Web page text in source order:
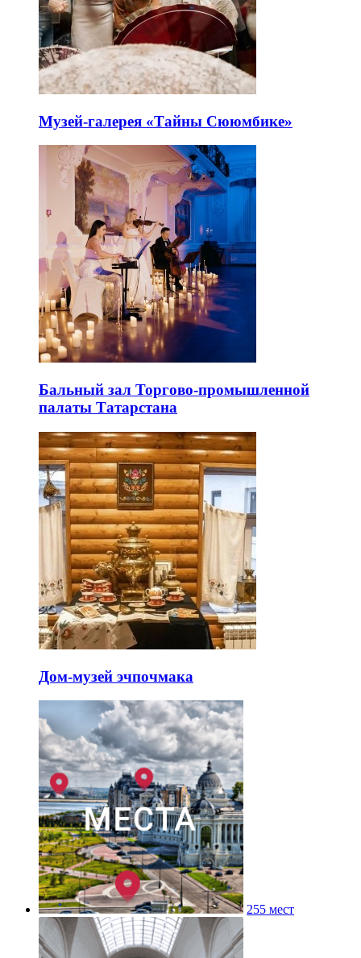
Музей-галерея «Тайны Сююмбике»
Бальный зал Торгово-промышленной
палаты Татарстана
Дом-музей эчпочмака
255 мест